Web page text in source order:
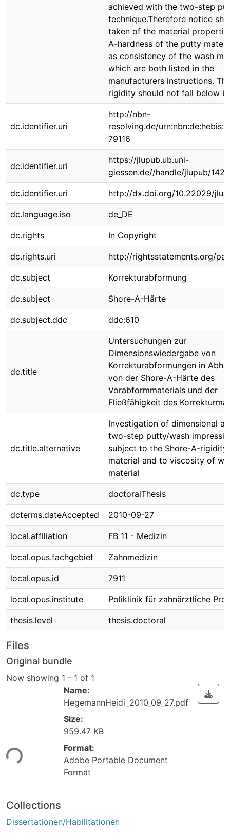
achieved with the two-step
technique.Therefore notice
taken of the material
A-hardness of the putty
as consistency of the wash
which are both listed in the
manufacturers instructions.
rigidity should not fall below
dc.identifier.uri
http://nbn-
resolving.de/
79116
dc.identifier.uri
https://jlupub.ub.uni-
giessen.de//handle/jlupub/
dc.identifier.uri http://dx.doi.org/10.22029/
dc.language.iso de_DE
dc.rights In Copyright
dc.rights.uri http://rightsstatements.org/
dc.subject Korrekturabformung
dc.subject Shore-A-Härte
dc.subject.ddc ddc:610
dc.title
Untersuchungen zur
Dimensionswiedergabe von
Korrekturabformungen in
von der Shore-A-Härte des
Vorabformmaterials und der
Fließfähigkeit des
dc.title.alternative
Investigation of dimensional
two-step putty/wash
subject to the Shore-A-
material and to viscosity of
material
dc.type doctoralThesis
dcterms.dateAccepted 2010-09-27
local.affiliation FB 11 - Medizin
local.opus.fachgebiet Zahnmedizin
local.opus.id 7911
local.opus.institute Poliklinik für zahnärztliche
thesis.level thesis.doctoral
Files
Original bundle
Now showing 1 - 1 of 1
Loading...
Name:
HegemannHeidi_2010_09_27.pdf
Size:
959.47 KB
Format:
Adobe Portable Document
Format
Collections
Dissertationen/Habilitationen